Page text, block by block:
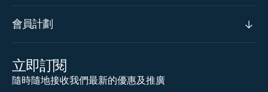
會員計劃
立即訂閱
隨時隨地接收我們最新的優惠及推廣